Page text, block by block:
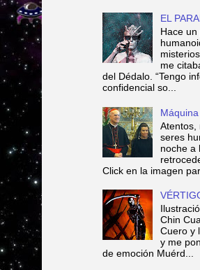
EL
Hace
me
del Dédalo. “Tengo
confidencial so...
Atentos,
seres
noche a
Click en la imagen
Chin
Cuero y
y me
de emoción Muérd...